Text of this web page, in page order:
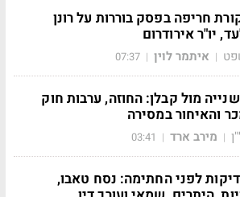
חריפה בפסק בוררות על רונן
יו"ר אירודרום
| איתמר לוין |
07:37
מול קבלן: החוזה, ערבות חוק
והאיחור במסירה
| מירב ארד |
03:41
לפני החתימה: נסח טאבו,